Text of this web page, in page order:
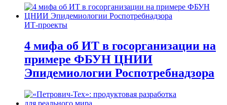
ИТ-проекты
4 мифа об ИТ в госорганизации на
примере ФБУН ЦНИИ
Эпидемиологии Роспотребнадзора